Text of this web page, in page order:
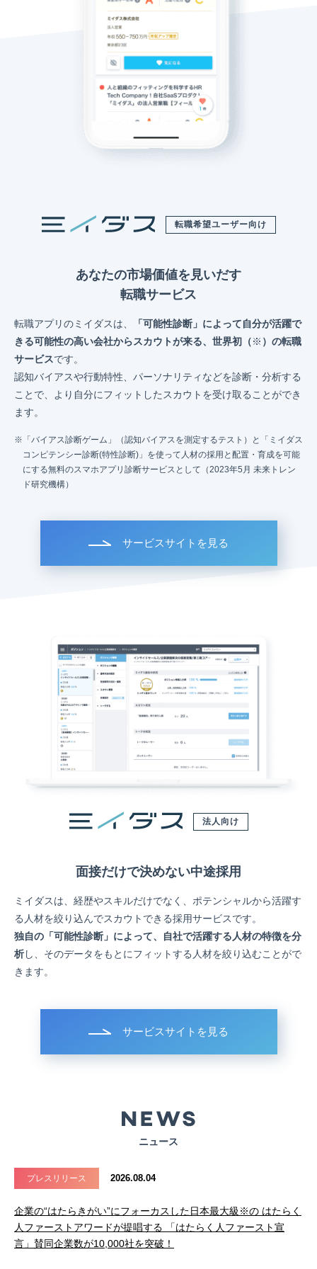
転職希望ユーザー向け
あなたの市場価値を見いだす
転職サービス
転職アプリのミイダスは、
「可能性診断」によって自分が活躍で
きる可能性の高い会社からスカウトが来る、世界初（※ ）の転職
サービスです。
認知バイアスや行動特性、パーソナリティなどを診断・分析する
ことで、より自分にフィットしたスカウトを受け取ることができ
ます。
「バイアス診断ゲーム」（認知バイアスを測定するテスト）と「ミイダス
コンピテンシー診断(特性診断)」を使って人材の採用と配置・育成を可能
にする無料のスマホアプリ診断サービスとして（2023年5月 未来トレン
ド研究機構）
サービスサイトを見る
法人向け
面接だけで決めない中途採用
ミイダスは、経歴やスキルだけでなく、ポテンシャルから活躍す
る人材を絞り込んでスカウトできる採用サービスです。
独自の「可能性診断」によって、自社で活躍する人材の特徴を分
析し、そのデータをもとにフィットする人材を絞り込むことがで
きます。
サービスサイトを見る
ニュース
プレスリリース 2026.08.04
企業の“はたらきがい”にフォーカスした日本最大級※の はたらく
人ファーストアワードが提唱する 「はたらく人ファースト宣
言」賛同企業数が10,000社を突破！